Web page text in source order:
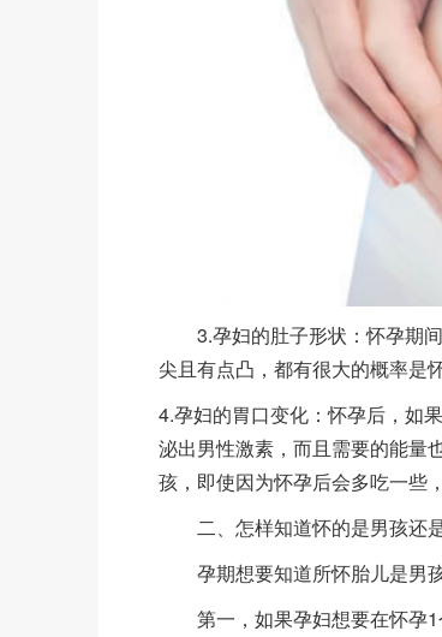
3.孕妇的肚子形状：怀孕期间
尖且有点凸，都有很大的概率是
4.孕妇的胃口变化：怀孕后，如
泌出男性激素，而且需要的能量
孩，即使因为怀孕后会多吃一些
二、怎样知道怀的是男孩还
孕期想要知道所怀胎儿是男孩
第一，如果孕妇想要在怀孕1